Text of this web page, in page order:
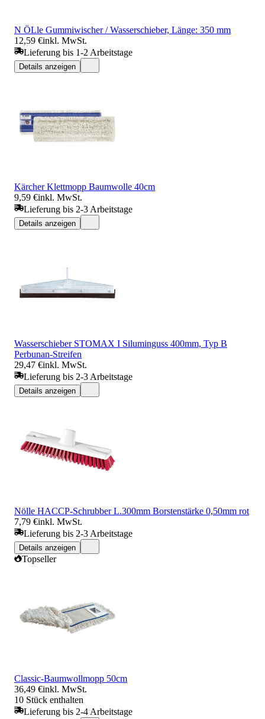
N ÖLle Gummiwischer / Wasserschieber, Länge: 350 mm
12,59 €inkl. MwSt.
Lieferung bis 1-2 Arbeitstage
Details anzeigen
Kärcher Klettmopp Baumwolle 40cm
9,59 €inkl. MwSt.
Lieferung bis 2-3 Arbeitstage
Details anzeigen
Wasserschieber STOMAX I Siluminguss 400mm, Typ B
Perbunan-Streifen
29,47 €inkl. MwSt.
Lieferung bis 2-3 Arbeitstage
Details anzeigen
Nölle HACCP-Schrubber L.300mm Borstenstärke 0,50mm rot
7,79 €inkl. MwSt.
Lieferung bis 2-3 Arbeitstage
Details anzeigen
Topseller
Classic-Baumwollmopp 50cm
36,49 €inkl. MwSt.
10 Stück enthalten
Lieferung bis 2-4 Arbeitstage